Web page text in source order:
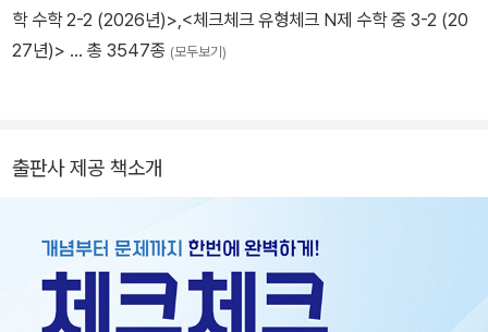
학 수학 2-2 (2026년)>,<체크체크 유형체크 N제 수학 중 3-2 (20
27년)> … 총 3547종 (모두보기)
출판사 제공 책소개